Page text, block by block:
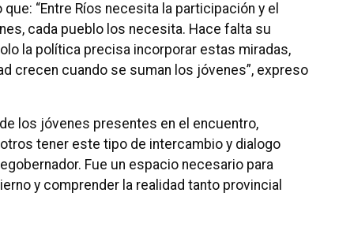
“Entre Ríos necesita la participación y el
cada pueblo los necesita. Hace falta su
la política precisa incorporar estas miradas,
crecen cuando se suman los jóvenes”, expreso
los jóvenes presentes en el encuentro,
tener este tipo de intercambio y dialogo
Fue un espacio necesario para
y comprender la realidad tanto provincial